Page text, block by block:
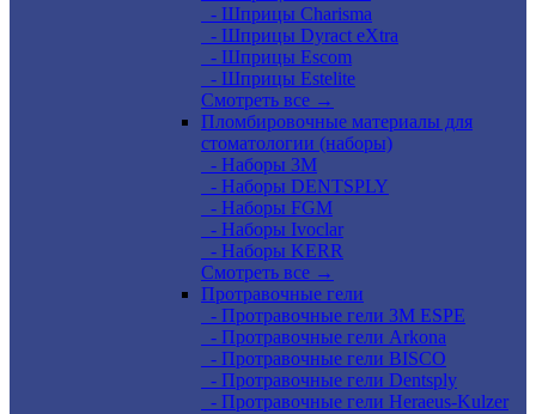
- Шприцы Charisma
- Шприцы Dyract eXtra
- Шприцы Escom
- Шприцы Estelite
Смотреть все →
Пломбировочные материалы для
стоматологии (наборы)
- Наборы 3М
- Наборы DENTSPLY
- Наборы FGM
- Наборы Ivoclar
- Наборы KERR
Смотреть все →
Протравочные гели
- Протравочные гели 3М ESPE
- Протравочные гели Arkona
- Протравочные гели BISCO
- Протравочные гели Dentsply
- Протравочные гели Heraeus-Kulzer